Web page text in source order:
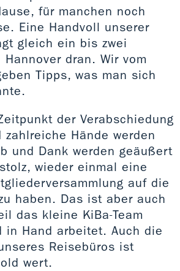
für manchen noch
Eine Handvoll unserer
gleich ein bis zwei
dran. Wir vom
Tipps, was man sich
der Verabschiedung
zahlreiche Hände werden
und Dank werden geäußert
wieder einmal eine
auf die
haben. Das ist aber auch
das kleine KiBa-Team
in Hand arbeitet. Auch die
Reisebüros ist
wert.